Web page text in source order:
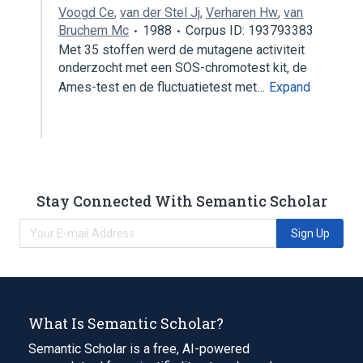
Voogd Ce, van der Stel Jj, Verharen Hw, van
Bruchem Mc
1988
Corpus ID: 193793383
Met 35 stoffen werd de mutagene activiteit
onderzocht met een SOS-chromotest kit, de
Ames-test en de fluctuatietest met… Expand
Stay Connected With Semantic Scholar
Sign Up
What Is Semantic Scholar?
Semantic Scholar is a free, AI-powered